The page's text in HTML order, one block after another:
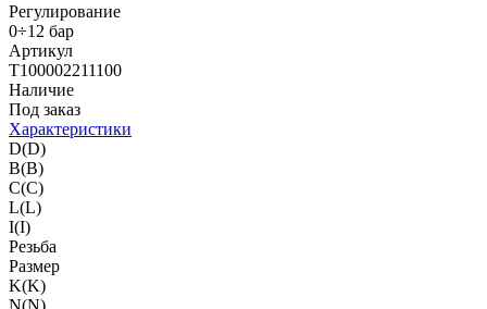
Регулирование
0÷12 бар
Артикул
T100002211100
Наличие
Под заказ
Характеристики
D(D)
B(B)
C(C)
L(L)
I(I)
Резьба
Размер
K(K)
N(N)